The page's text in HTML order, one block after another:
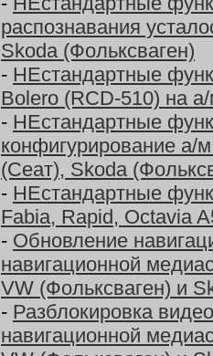
распознавания
Skoda (Фольксваген)
- НЕстандартные
Bolero (RCD-510) на
- НЕстандартные
конфигурирование а/
(Сеат), Skoda
- НЕстандартные
Fabia, Rapid, Octavia
- Обновление
навигационной
VW (Фольксваген) и
- Разблокировка
навигационной